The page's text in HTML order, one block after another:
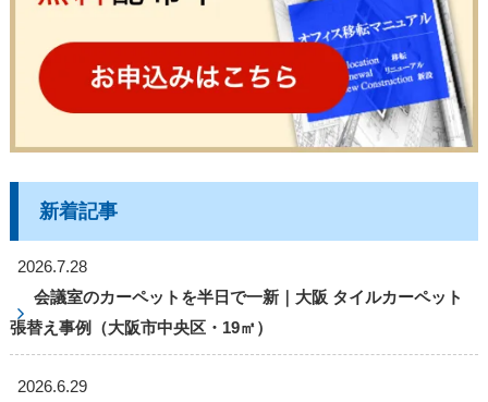
新着記事
2026.7.28
会議室のカーペットを半日で一新｜大阪 タイルカーペット
張替え事例（大阪市中央区・19㎡）
2026.6.29